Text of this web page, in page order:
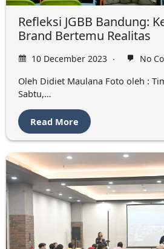
Refleksi JGBB Bandung:
Brand Bertemu Realitas
10 December 2023 No
Oleh Didiet Maulana Foto oleh :
Sabtu,…
Read More